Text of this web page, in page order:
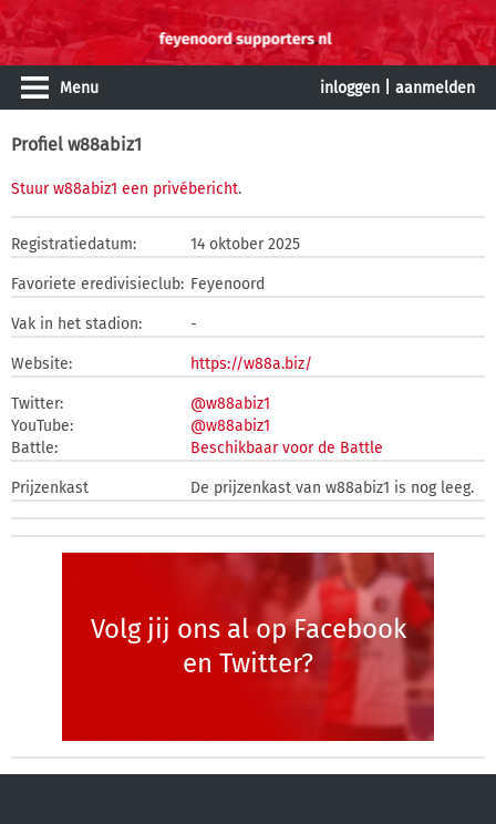
Menu inloggen aanmelden
Profiel w88abiz1
Stuur w88abiz1 een privébericht.
Registratiedatum: 14 oktober 2025
Favoriete eredivisieclub: Feyenoord
Vak in het stadion: -
Website: https://w88a.biz/
Twitter:
@w88abiz1
YouTube:
@w88abiz1
Battle:
Beschikbaar voor de Battle
Prijzenkast De prijzenkast van w88abiz1 is nog leeg.
Volg jij ons al op Facebook
en Twitter?